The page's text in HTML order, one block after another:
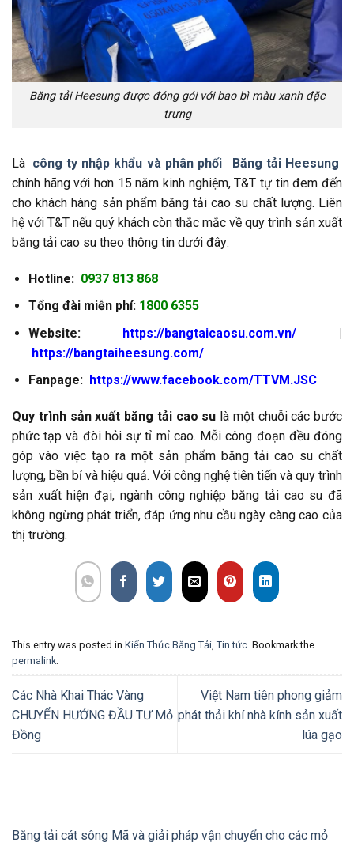
Băng tải Heesung được đóng gói với bao bì màu xanh đặc
trưng
Là công ty nhập khẩu và phân phối
Băng tải Heesung
chính hãng với hơn 15 năm kinh nghiệm, T&T tự tin đem đến
cho khách hàng sản phẩm băng tải cao su chất lượng. Liên
hệ với T&T nếu quý khách còn thắc mắc về quy trình sản xuất
băng tải cao su theo thông tin dưới đây:
Hotline: 0937 813 868
Tổng đài miễn phí: 1800 6355
Website:
https://bangtaicaosu.com.vn/
|
https://bangtaiheesung.com/
Fanpage: https://www.facebook.com/TTVM.JSC
Quy trình sản xuất băng tải cao su là một chuỗi các bước
phức tạp và đòi hỏi sự tỉ mỉ cao. Mỗi công đoạn đều đóng
góp vào việc tạo ra một sản phẩm băng tải cao su chất
lượng, bền bỉ và hiệu quả. Với công nghệ tiên tiến và quy trình
sản xuất hiện đại, ngành công nghiệp băng tải cao su đã
không ngừng phát triển, đáp ứng nhu cầu ngày càng cao của
thị trường.
This entry was posted in Kiến Thức Băng Tải Tin tức . Bookmark the
permalink
Các Nhà Khai Thác Vàng
CHUYỂN HƯỚNG ĐẦU TƯ Mỏ
Đồng
Việt Nam tiên phong giảm
phát thải khí nhà kính sản xuất
lúa gạo
Băng tải cát sông Mã và giải pháp vận chuyển cho các mỏ